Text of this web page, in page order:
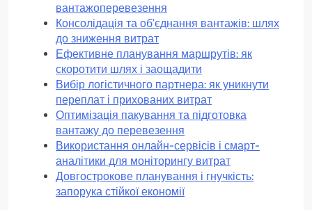
вантажоперевезення
Консолідація та об’єднання вантажів: шлях
до зниження витрат
Ефективне планування маршрутів: як
скоротити шлях і заощадити
Вибір логістичного партнера: як уникнути
переплат і прихованих витрат
Оптимізація пакування та підготовка
вантажу до перевезення
Використання онлайн-сервісів і смарт-
аналітики для моніторингу витрат
Довгострокове планування і гнучкість:
запорука стійкої економії